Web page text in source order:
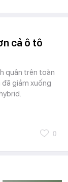
cả ô tô
quân trên toàn
giảm xuống
0